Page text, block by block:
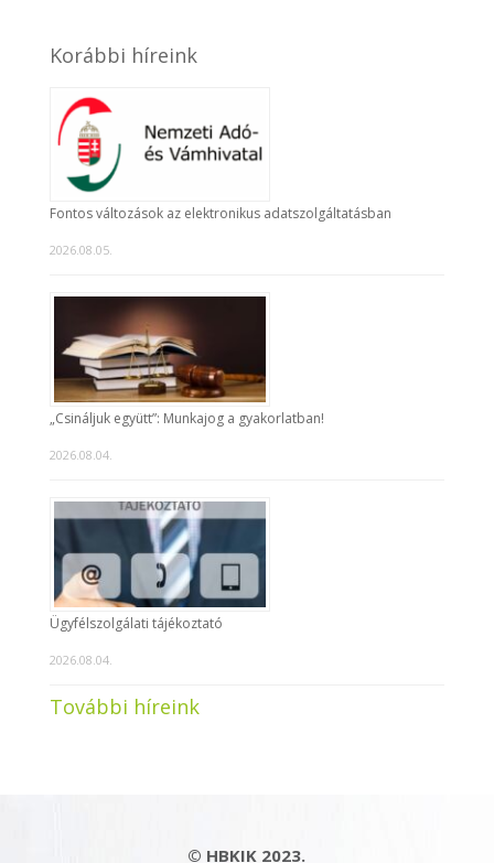
Korábbi híreink
Fontos változások az elektronikus adatszolgáltatásban
2026.08.05.
„Csináljuk együtt”: Munkajog a gyakorlatban!
2026.08.04.
Ügyfélszolgálati tájékoztató
2026.08.04.
További híreink
© HBKIK 2023.